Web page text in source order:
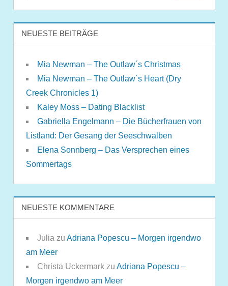
NEUESTE BEITRÄGE
Mia Newman – The Outlaw´s Christmas
Mia Newman – The Outlaw´s Heart (Dry
Creek Chronicles 1)
Kaley Moss – Dating Blacklist
Gabriella Engelmann – Die Bücherfrauen von
Listland: Der Gesang der Seeschwalben
Elena Sonnberg – Das Versprechen eines
Sommertags
NEUESTE KOMMENTARE
Julia zu Adriana Popescu – Morgen irgendwo
am Meer
Christa Uckermarkzu Adriana Popescu –
Morgen irgendwo am Meer